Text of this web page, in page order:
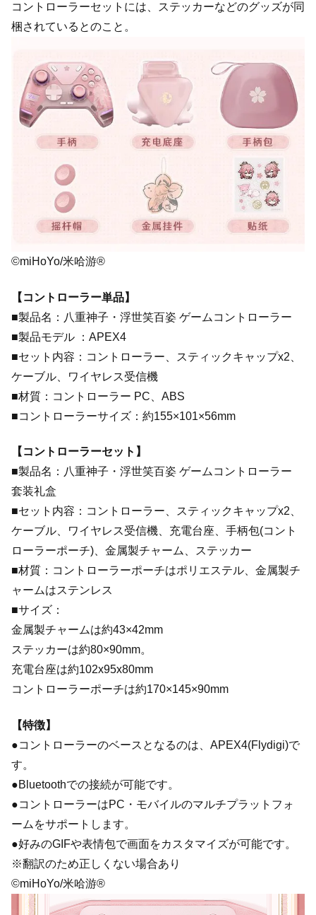
コントローラーセットには、ステッカーなどのグッズが同
梱されているとのこと。
©miHoYo/米哈游®
【コントローラー単品】
■製品名：八重神子・浮世笑百姿 ゲームコントローラー
■製品モデル ：APEX4
■セット内容：コントローラー、スティックキャップx2、
ケーブル、ワイヤレス受信機
■材質：コントローラー PC、ABS
■コントローラーサイズ：約155×101×56mm
【コントローラーセット】
■製品名：八重神子・浮世笑百姿 ゲームコントローラー
套装礼盒
■セット内容：コントローラー、スティックキャップx2、
ケーブル、ワイヤレス受信機、充電台座、手柄包(コント
ローラーポーチ)、金属製チャーム、ステッカー
■材質：コントローラーポーチはポリエステル、金属製チ
ャームはステンレス
■サイズ：
金属製チャームは約43×42mm
ステッカーは約80×90mm。
充電台座は約102x95x80mm
コントローラーポーチは約170×145×90mm
【特徴】
●コントローラーのベースとなるのは、APEX4(Flydigi)で
す。
●Bluetoothでの接続が可能です。
●コントローラーはPC・モバイルのマルチプラットフォ
ームをサポートします。
●好みのGIFや表情包で画面をカスタマイズが可能です。
※翻訳のため正しくない場合あり
©miHoYo/米哈游®